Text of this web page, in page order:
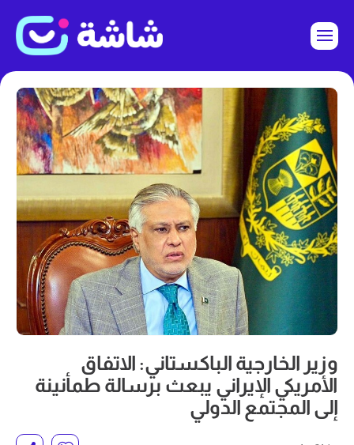
وزير الخارجية الباكستاني: الاتفاق
الأمريكي الإيراني يبعث برسالة طمأنينة
إلى المجتمع الدولي